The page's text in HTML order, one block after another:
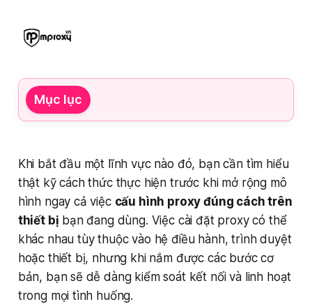
Mục lục
Khi bắt đầu một lĩnh vực nào đó, bạn cần tìm hiểu
thật kỹ cách thức thực hiện trước khi mở rộng mô
hình ngay cả việc cấu hình proxy đúng cách trên
thiết bị bạn đang dùng. Việc cài đặt proxy có thể
khác nhau tùy thuộc vào hệ điều hành, trình duyệt
hoặc thiết bị, nhưng khi nắm được các bước cơ
bản, bạn sẽ dễ dàng kiểm soát kết nối và linh hoạt
trong mọi tình huống.